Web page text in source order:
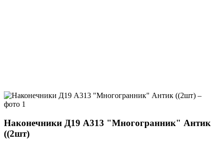
Наконечники Д19 А313 "Многогранник" Антик
((2шт)